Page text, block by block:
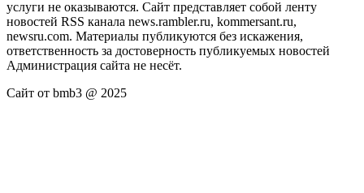
услуги не оказываются. Сайт представляет собой ленту
новостей RSS канала news.rambler.ru, kommersant.ru,
newsru.com. Материалы публикуются без искажения,
ответственность за достоверность публикуемых новостей
Администрация сайта не несёт.
Сайт от bmb3 @ 2025